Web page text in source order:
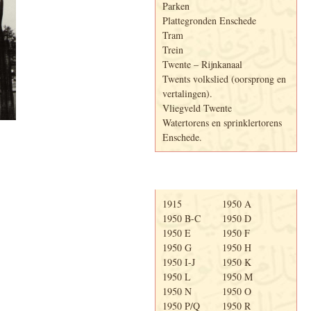
Parken
Plattegronden Enschede
Tram
Trein
Twente – Rijnkanaal
Twents volkslied (oorsprong en
vertalingen).
Vliegveld Twente
Watertorens en sprinklertorens
Enschede.
1915
1950 A
1950 B-C
1950 D
1950 E
1950 F
1950 G
1950 H
1950 I-J
1950 K
1950 L
1950 M
1950 N
1950 O
1950 P/Q
1950 R